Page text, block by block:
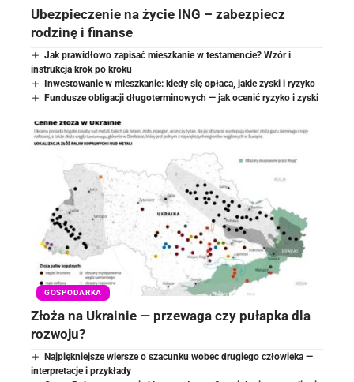
Ubezpieczenie na życie ING – zabezpiecz
rodzinę i finanse
Jak prawidłowo zapisać mieszkanie w testamencie? Wzór i
instrukcja krok po kroku
Inwestowanie w mieszkanie: kiedy się opłaca, jakie zyski i ryzyko
Fundusze obligacji długoterminowych — jak ocenić ryzyko i zyski
GOSPODARKA
Złoża na Ukrainie — przewaga czy pułapka dla
rozwoju?
Najpiękniejsze wiersze o szacunku wobec drugiego człowieka —
interpretacje i przykłady